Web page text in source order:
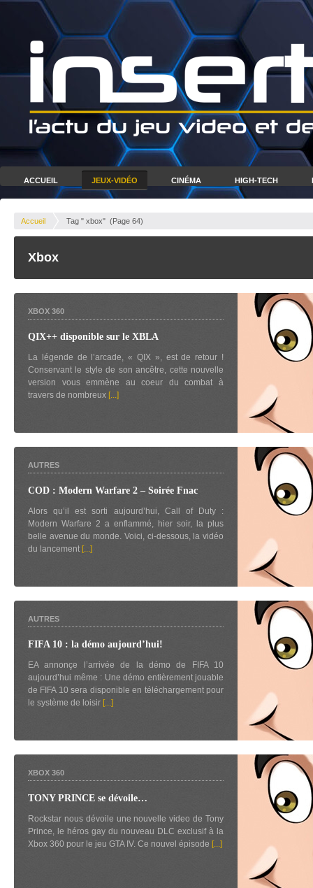
ACCUEIL JEUX-VIDÉO CINÉMA HIGH-TECH
Accueil Tag " xbox" (Page 64)
Xbox
XBOX 360
QIX++ disponible sur le XBLA
La légende de l’arcade, « QIX », est de retour !
Conservant le style de son ancêtre, cette nouvelle
version vous emmène au coeur du combat à
travers de nombreux [...]
AUTRES
COD : Modern Warfare 2 – Soirée Fnac
Alors qu’il est sorti aujourd’hui, Call of Duty :
Modern Warfare 2 a enflammé, hier soir, la plus
belle avenue du monde. Voici, ci-dessous, la vidéo
du lancement [...]
AUTRES
FIFA 10 : la démo aujourd’hui!
EA annonçe l’arrivée de la démo de FIFA 10
aujourd’hui même : Une démo entièrement jouable
de FIFA 10 sera disponible en téléchargement pour
le système de loisir [...]
XBOX 360
TONY PRINCE se dévoile…
Rockstar nous dévoile une nouvelle video de Tony
Prince, le héros gay du nouveau DLC exclusif à la
Xbox 360 pour le jeu GTA IV. Ce nouvel épisode [...]